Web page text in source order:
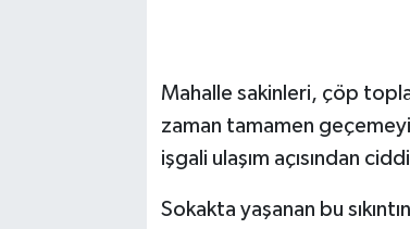
Mahalle sakinleri, çöp
zaman tamamen
işgali ulaşım açısından
Sokakta yaşanan bu